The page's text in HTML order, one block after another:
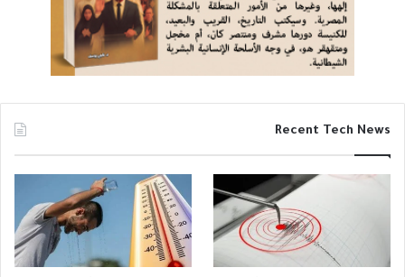
Recent Tech News